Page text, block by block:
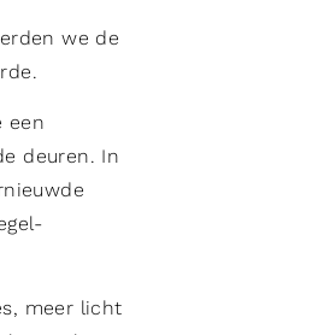
we de
een
deuren. In
meer licht